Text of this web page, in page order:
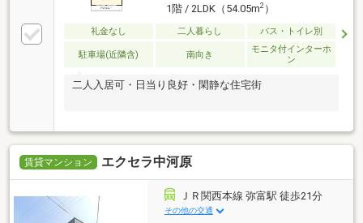
1階 / 2LDK（54.05m2）
礼金なし 二人暮らし バス・トイレ別
駐車場(近隣含) 南向き
モニタ付インターホ
ン
二人入居可・日当り良好・閑静な住宅街
賃貸マンション エクセラ中河原
ＪＲ関西本線 弥富駅 徒歩21分
その他の交通